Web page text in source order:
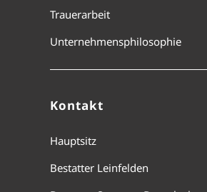
Trauerarbeit
Unternehmensphilosophie
Kontakt
Hauptsitz
Bestatter Leinfelden